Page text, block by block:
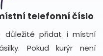
telefonní číslo
důležité přidat i místní
Pokud kurýr není